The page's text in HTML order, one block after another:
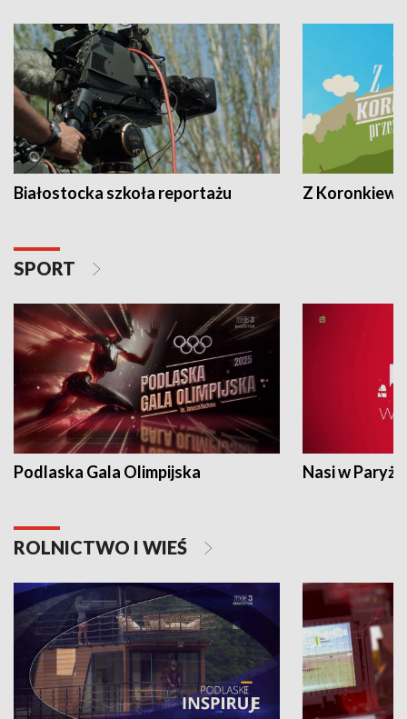
Białostocka szkoła reportażu Z
SPORT
Podlaska Gala Olimpijska Nasi w Paryżu
ROLNICTWO I WIEŚ